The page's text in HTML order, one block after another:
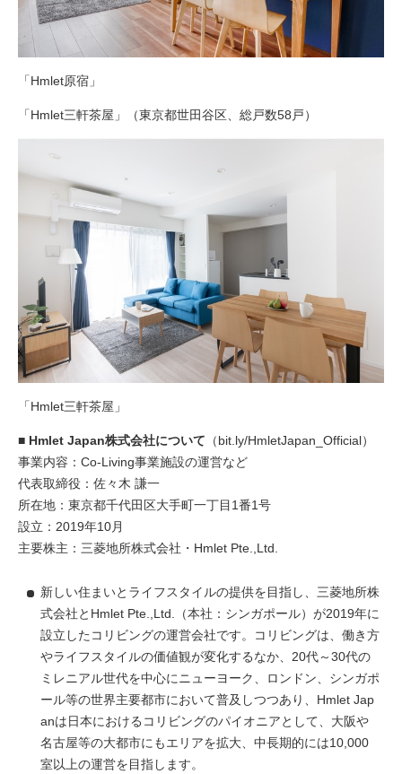
「Hmlet原宿」
「Hmlet三軒茶屋」（東京都世田谷区、総戸数58戸）
「Hmlet三軒茶屋」
■ Hmlet Japan株式会社について （bit.ly/HmletJapan_Official）
事業内容：Co-Living事業施設の運営など
代表取締役：佐々木 謙一
所在地：東京都千代田区大手町一丁目1番1号
設立：2019年10月
主要株主：三菱地所株式会社・Hmlet Pte.,Ltd.
新しい住まいとライフスタイルの提供を目指し、三菱地所株
式会社とHmlet Pte.,Ltd.（本社：シンガポール）が2019年に
設立したコリビングの運営会社です。コリビングは、働き方
やライフスタイルの価値観が変化するなか、20代～30代の
ミレニアル世代を中心にニューヨーク、ロンドン、シンガポ
ール等の世界主要都市において普及しつつあり、Hmlet Jap
anは日本におけるコリビングのパイオニアとして、大阪や
名古屋等の大都市にもエリアを拡大、中長期的には10,000
室以上の運営を目指します。